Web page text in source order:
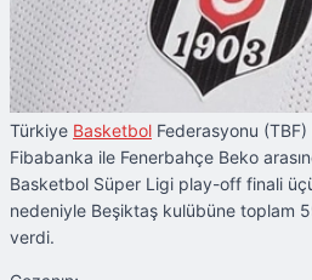
Türkiye Basketbol Federasyonu
Fibabanka ile Fenerbahçe Beko
Basketbol Süper Ligi play-off finali
nedeniyle Beşiktaş kulübüne toplam
verdi.